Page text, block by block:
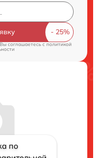
соглашаетесь c политикой
по